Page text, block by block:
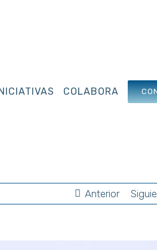
COLABORA
Anterior